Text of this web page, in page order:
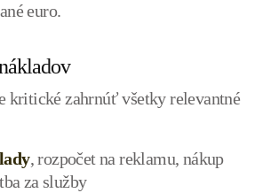
euro.
kritické zahrnúť všetky relevantné
, rozpočet na reklamu, nákup
za služby